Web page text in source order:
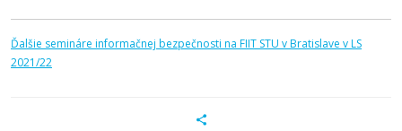
Ďalšie semináre informačnej bezpečnosti na FIIT STU v Bratislave v LS
2021/22